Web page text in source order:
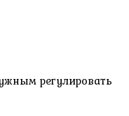
регулировать